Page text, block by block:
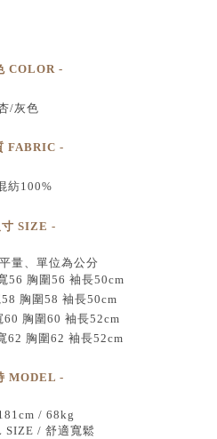
COLOR -
/灰色
FABRIC -
紡100%
SIZE -
量、單位為公分
胸圍56 袖長50cm
胸圍58 袖長50cm
胸圍60 袖長52cm
62 胸圍62 袖長52cm
MODEL -
/ 68kg
SIZE / 舒適寬鬆